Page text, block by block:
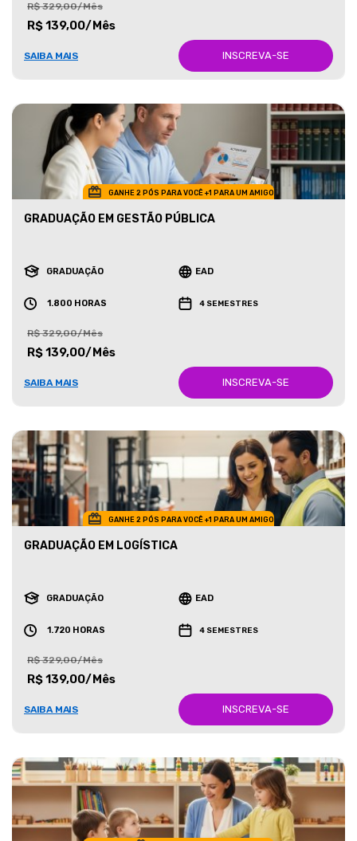
R$ 329,00/Mês
R$ 139,00/Mês
SAIBA MAIS INSCREVA-SE
GANHE 2 PÓS PARA VOCÊ +1 PARA UM AMIGO
GRADUAÇÃO EM GESTÃO PÚBLICA
GRADUAÇÃO EAD
1.800 HORAS 4 SEMESTRES
R$ 329,00/Mês
R$ 139,00/Mês
SAIBA MAIS INSCREVA-SE
GANHE 2 PÓS PARA VOCÊ +1 PARA UM AMIGO
GRADUAÇÃO EM LOGÍSTICA
GRADUAÇÃO EAD
1.720 HORAS 4 SEMESTRES
R$ 329,00/Mês
R$ 139,00/Mês
SAIBA MAIS INSCREVA-SE